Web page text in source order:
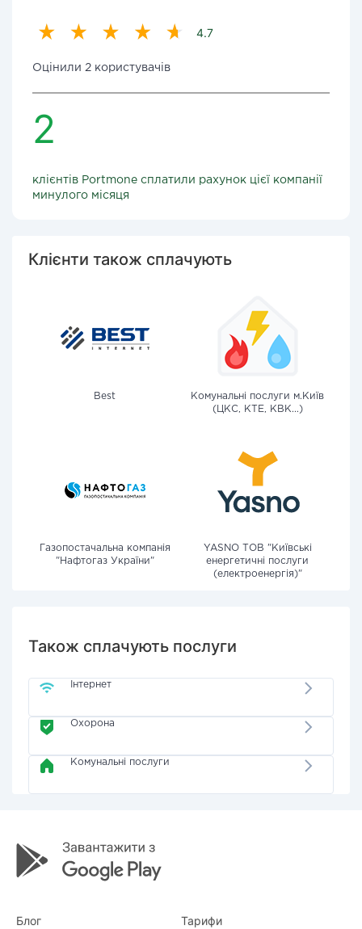
4.7
Оцінили 2 користувачів
2
клієнтів Portmone сплатили рахунок цієї компанії
минулого місяця
Клієнти також сплачують
Best
Комунальні послуги м.Київ
(ЦКС, КТЕ, КВК...)
Газопостачальна компанія
"Нафтогаз України"
YASNO ТОВ "Київські
енергетичні послуги
(електроенергія)"
Також сплачують послуги
Інтернет
Охорона
Комунальні послуги
Блог Тарифи